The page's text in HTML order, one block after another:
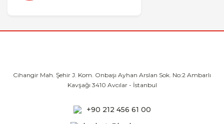
Cihangir Mah. Şehir J. Kom. Onbaşı Ayhan Arslan Sok. No:2 Ambarlı
Kavşağı 3410 Avcılar - İstanbul
+90 212 456 61 00